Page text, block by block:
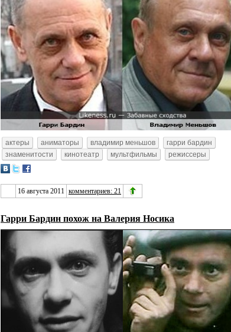
актеры аниматоры владимир меньшов
гарри бардин
знаменитости
кинотеатр мультфильмы режиссеры
16 августа 2011 комментариев: 21
Гарри Бардин похож на Валерия Носика